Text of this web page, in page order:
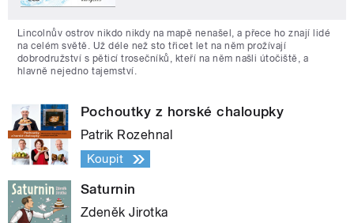
Lincolnův ostrov nikdo nikdy na mapě nenašel, a přece ho znají lidé
na celém světě. Už déle než sto třicet let na něm prožívají
dobrodružství s pěticí trosečníků, kteří na něm našli útočiště, a
hlavně nejedno tajemství.
Pochoutky z horské chaloupky
Patrik Rozehnal
Koupit
Saturnin
Zdeněk Jirotka